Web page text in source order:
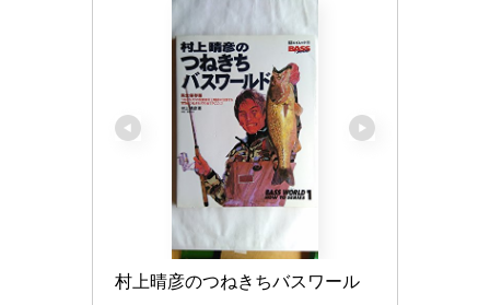
村上晴彦のつねきちバスワール